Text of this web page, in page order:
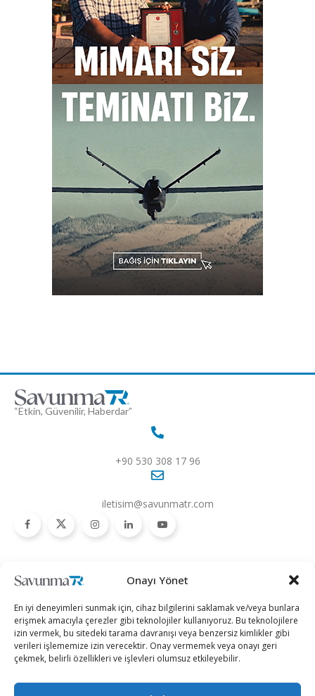
Onayı Yönet
En iyi deneyimleri sunmak için, cihaz bilgilerini saklamak ve/veya bunlara
erişmek amacıyla çerezler gibi teknolojiler kullanıyoruz. Bu teknolojilere
izin vermek, bu sitedeki tarama davranışı veya benzersiz kimlikler gibi
verileri işlememize izin verecektir. Onay vermemek veya onayı geri
çekmek, belirli özellikleri ve işlevleri olumsuz etkileyebilir.
“Etkin, Güvenilir, Haberdar”
+90 530 308 17 96
iletisim@savunmatr.com
Savunma Sanayii
Hava Platformları
Kara Platformları
Deniz Platformları
İnsansız Sistemler
Kategoriler
Siber Güvenlik
Teknoloji
Röportajlar
Politika
SavunmaTR
Hakkımızda
Kariyer
Gizlilik Politikası
Künye